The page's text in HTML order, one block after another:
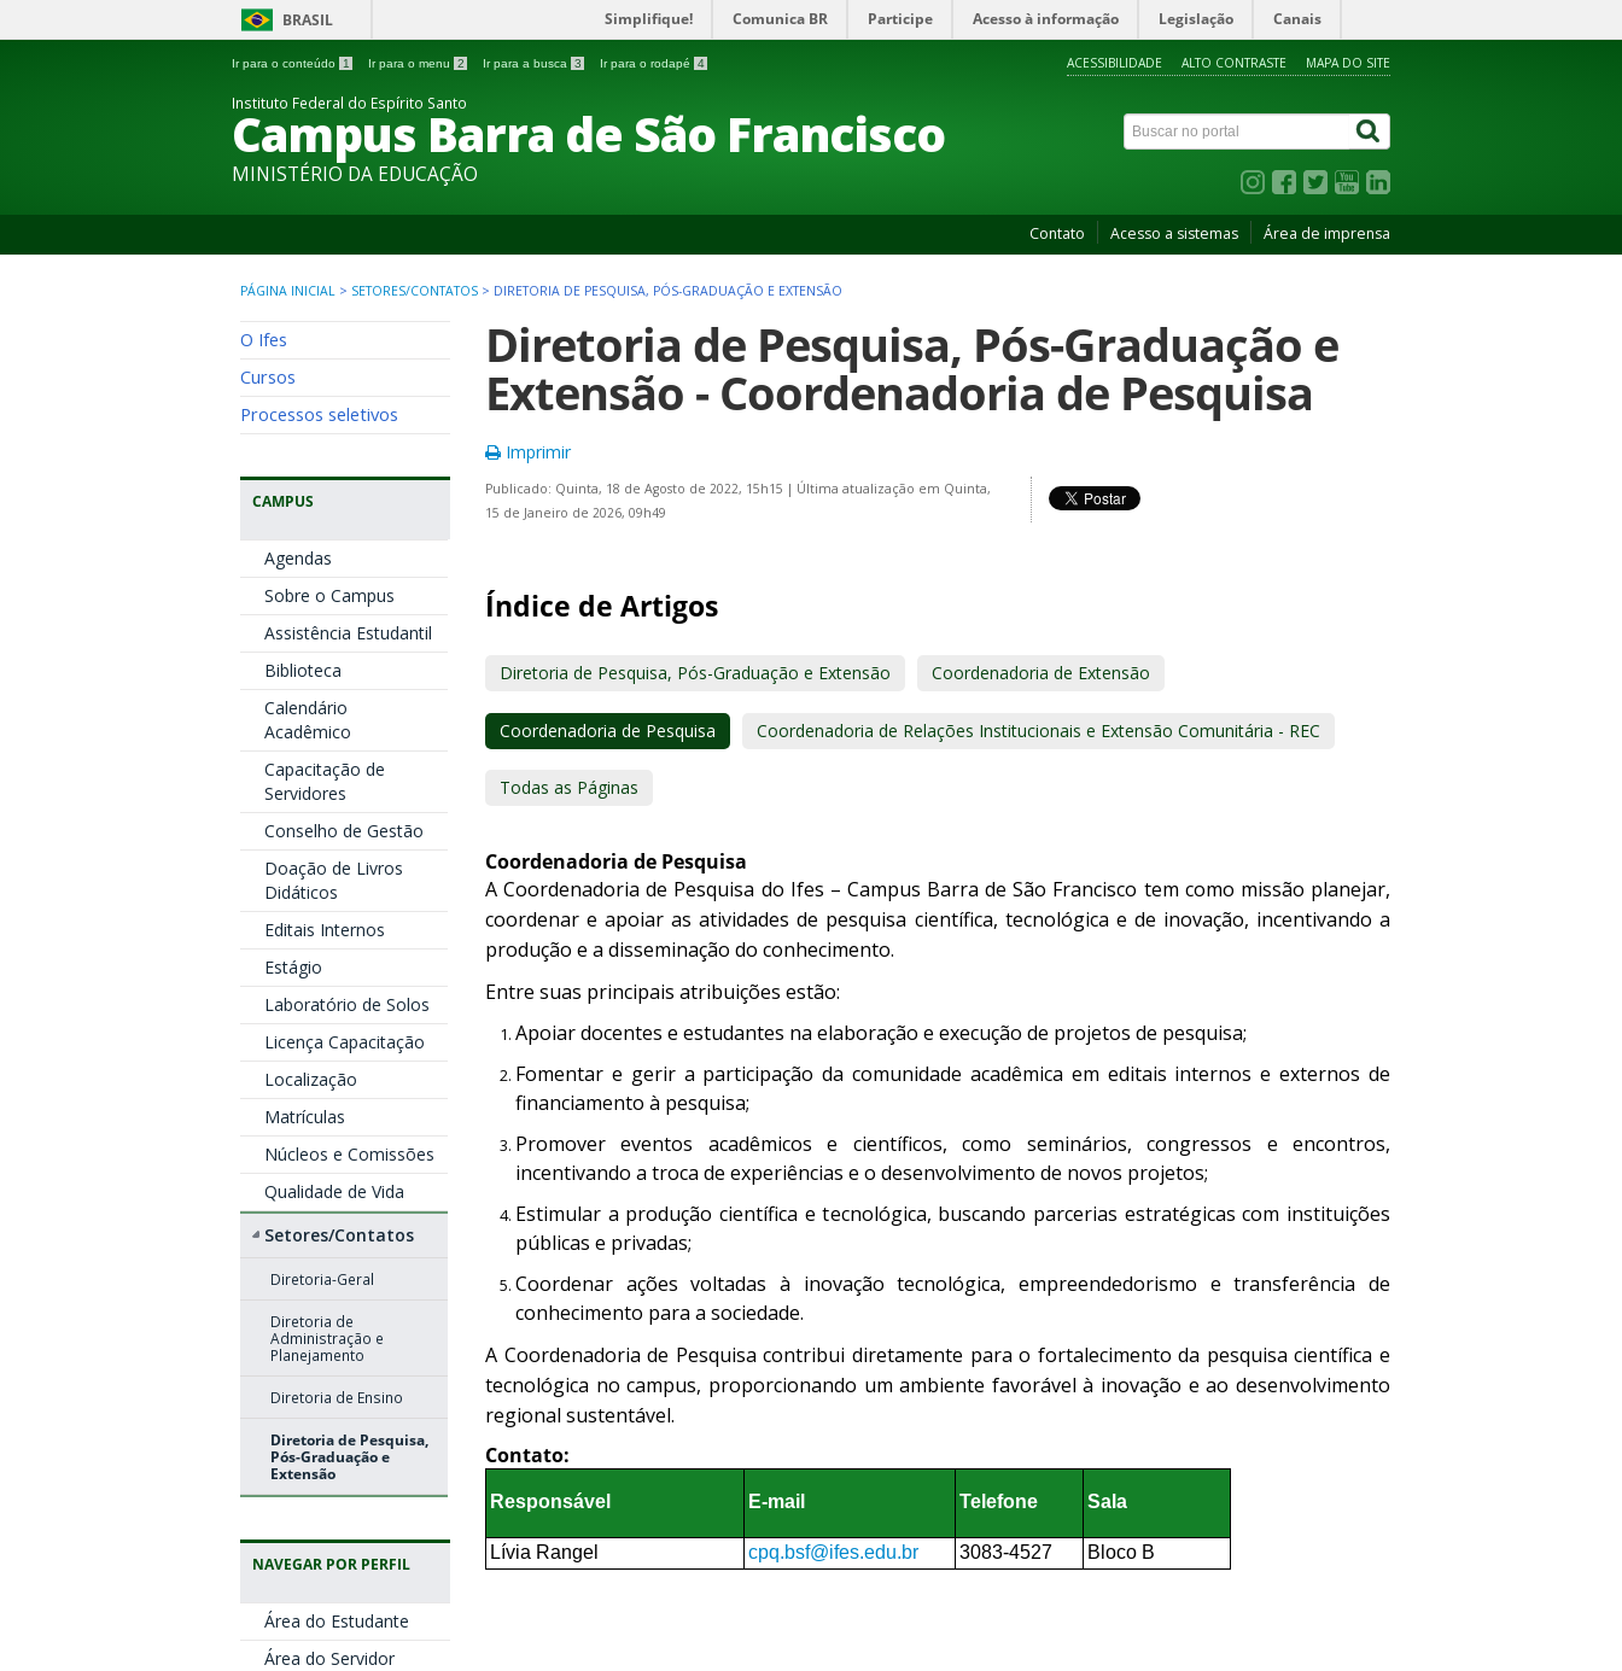
BRASIL Simplifique! Comunica BR Participe Acesso à informação Legislação Canais
Ir para o conteúdo 1 Ir para o menu 2 Ir para a busca 3 Ir para o rodapé 4 ACESSIBILIDADE ALTO CONTRASTE MAPA DO SITE
Instituto Federal do Espírito Santo
Campus Barra de São Francisco
MINISTÉRIO DA EDUCAÇÃO
Contato Acesso a sistemas Área de imprensa
PÁGINA INICIAL > SETORES/CONTATOS > DIRETORIA DE PESQUISA, PÓS-GRADUAÇÃO E EXTENSÃO
O Ifes
Cursos
Processos seletivos
CAMPUS
Agendas
Sobre o Campus
Assistência Estudantil
Biblioteca
Calendário
Acadêmico
Capacitação de
Servidores
Conselho de Gestão
Doação de Livros
Didáticos
Editais Internos
Estágio
Laboratório de Solos
Licença Capacitação
Localização
Matrículas
Núcleos e Comissões
Qualidade de Vida
Setores/Contatos
Diretoria-Geral
Diretoria de
Administração e
Planejamento
Diretoria de Ensino
Diretoria de Pesquisa,
Pós-Graduação e
Extensão
NAVEGAR POR PERFIL
Área do Estudante
Área do Servidor
Diretoria de Pesquisa, Pós-Graduação e
Extensão - Coordenadoria de Pesquisa
Imprimir
Publicado: Quinta, 18 de Agosto de 2022, 15h15 | Última atualização em Quinta,
15 de Janeiro de 2026, 09h49
Índice de Artigos
Diretoria de Pesquisa, Pós-Graduação e Extensão Coordenadoria de Extensão
Coordenadoria de Pesquisa Coordenadoria de Relações Institucionais e Extensão Comunitária - REC
Todas as Páginas
Coordenadoria de Pesquisa
A Coordenadoria de Pesquisa do Ifes – Campus Barra de São Francisco tem como missão planejar,
coordenar e apoiar as atividades de pesquisa científica, tecnológica e de inovação, incentivando a
produção e a disseminação do conhecimento.
Entre suas principais atribuições estão:
Apoiar docentes e estudantes na elaboração e execução de projetos de pesquisa;
Fomentar e gerir a participação da comunidade acadêmica em editais internos e externos de
financiamento à pesquisa;
Promover eventos acadêmicos e científicos, como seminários, congressos e encontros,
incentivando a troca de experiências e o desenvolvimento de novos projetos;
Estimular a produção científica e tecnológica, buscando parcerias estratégicas com instituições
públicas e privadas;
Coordenar ações voltadas à inovação tecnológica, empreendedorismo e transferência de
conhecimento para a sociedade.
A Coordenadoria de Pesquisa contribui diretamente para o fortalecimento da pesquisa científica e
tecnológica no campus, proporcionando um ambiente favorável à inovação e ao desenvolvimento
regional sustentável.
Contato:
Responsável E-mail Telefone Sala
Lívia Rangel cpq.bsf@ifes.edu.br 3083-4527 Bloco B